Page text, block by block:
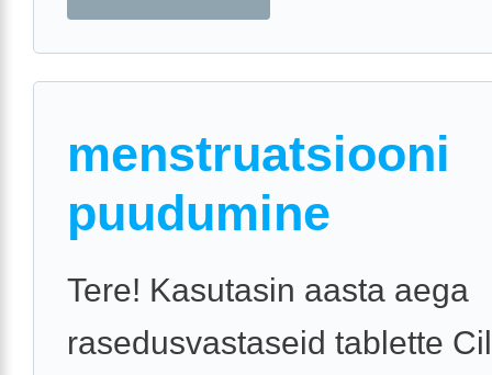
menstruatsiooni
puudumine
Tere! Kasutasin aasta aega
rasedusvastaseid tablette